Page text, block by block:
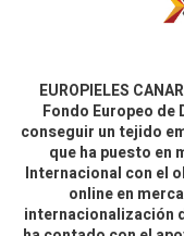
EUROPIELES
Fondo Europeo
conseguir un tejido
que ha puesto en
Internacional con el
online en
internacionalización